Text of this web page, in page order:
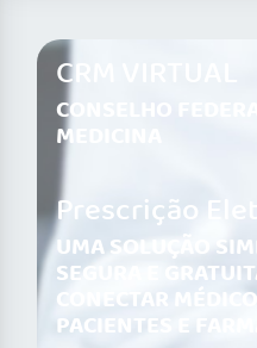
CRM VIRTUAL
CONSELHO
MEDICINA
Prescrição
UMA SOLUÇÃO
SEGURA E
CONECTAR
PACIENTES E